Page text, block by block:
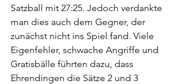
Satzball mit 27:25. Jedoch verdankte
man dies auch dem Gegner, der
zunächst nicht ins Spiel fand. Viele
Eigenfehler, schwache Angriffe und
Gratisbälle führten dazu, dass
Ehrendingen die Sätze 2 und 3